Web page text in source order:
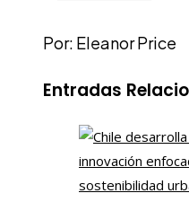
Por: Eleanor Price
Entradas